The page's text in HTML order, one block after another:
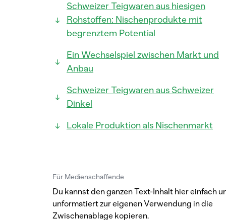
Schweizer Teigwaren aus hiesigen
Rohstoffen: Nischenprodukte mit
begrenztem Potential
Ein Wechselspiel zwischen Markt und
Anbau
Schweizer Teigwaren aus Schweizer
Dinkel
Lokale Produktion als Nischenmarkt
Für Medienschaffende
Du kannst den ganzen Text-Inhalt hier einfach
unformatiert zur eigenen Verwendung in die
Zwischenablage kopieren.